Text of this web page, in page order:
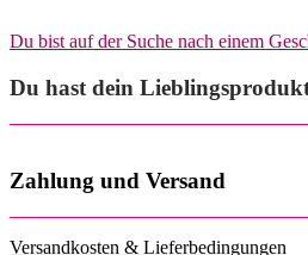
Varianten
Die
können
der
Produktseite
gewählt
werden
Du bist auf der Suche nach einem
Du hast dein
Zahlung und Versand
Versandkosten & Lieferbedingungen